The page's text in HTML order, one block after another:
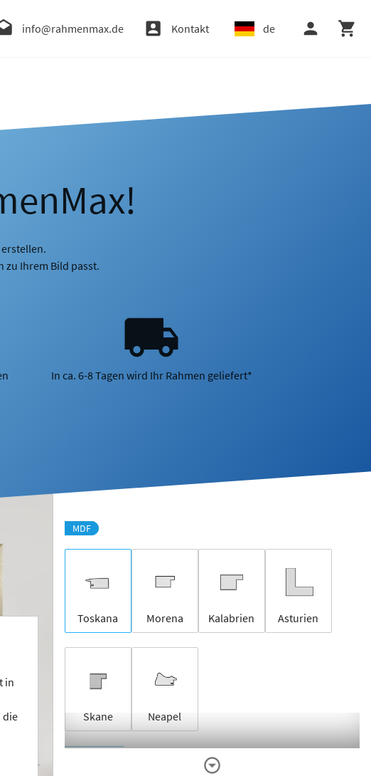
info@rahmenmax.de Kontakt de
zu Ihrem Bild passt.
In ca. 6-8 Tagen wird Ihr Rahmen geliefert*
in
die
MDF
Toskana Morena Kalabrien Asturien
Skane Neapel